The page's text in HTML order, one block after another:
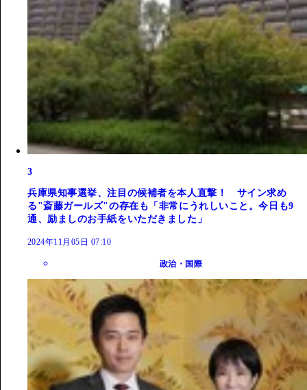
3
兵庫県知事選挙、注目の候補者を本人直撃！ サイン求め
る"斎藤ガールズ"の存在も「非常にうれしいこと。今日も9
通、励ましのお手紙をいただきました」
2024年11月05日 07:10
政治・国際